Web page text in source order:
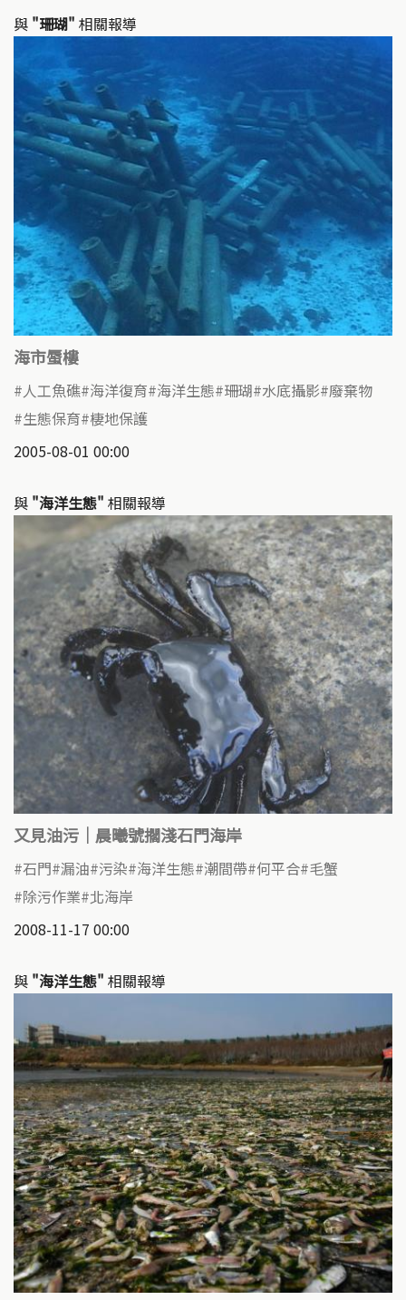
與 "珊瑚" 相關報導
海市蜃樓
人工魚礁 海洋復育 海洋生態 珊瑚 水底攝影 廢棄物
生態保育 棲地保護
2005-08-01 00:00
與 "海洋生態" 相關報導
又見油污｜晨曦號擱淺石門海岸
石門 漏油 污染 海洋生態 潮間帶 何平合 毛蟹
除污作業 北海岸
2008-11-17 00:00
與 "海洋生態" 相關報導